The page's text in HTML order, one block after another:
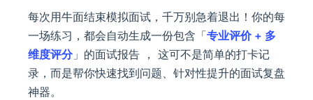
每次用牛面结束模拟面试，千万别急着退出！你的每
一场练习，都会自动生成一份包含「专业评价 + 多
维度评分」的面试报告 ， 这可不是简单的打卡记
录，而是帮你快速找到问题、针对性提升的面试复盘
神器。